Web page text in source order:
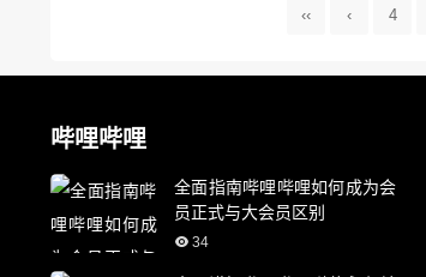
‹‹ ‹ 4
哔哩哔哩
全面指南哔哩哔哩如何成为会
员正式与大会员区别
34